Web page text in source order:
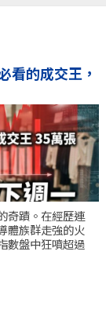
看的成交王，
奇蹟。在經歷連
體族群走強的火
數盤中狂噴超過